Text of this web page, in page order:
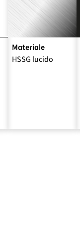
Materiale
HSSG lucido